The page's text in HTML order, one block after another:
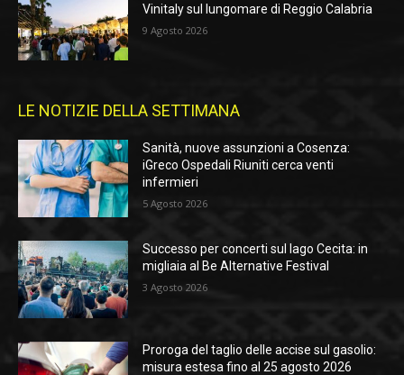
Vinitaly sul lungomare di Reggio Calabria
9 Agosto 2026
LE NOTIZIE DELLA SETTIMANA
Sanità, nuove assunzioni a Cosenza:
iGreco Ospedali Riuniti cerca venti
infermieri
5 Agosto 2026
Successo per concerti sul lago Cecita: in
migliaia al Be Alternative Festival
3 Agosto 2026
Proroga del taglio delle accise sul gasolio:
misura estesa fino al 25 agosto 2026